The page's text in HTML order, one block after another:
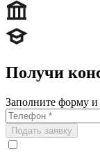
Получи
Заполните форму
Подать заявку